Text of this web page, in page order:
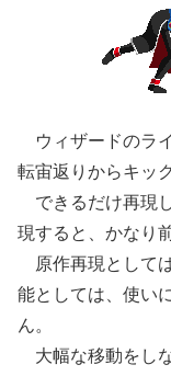
ウィザードのラ
転宙返りからキッ
できるだけ再現
現すると、かなり
原作再現として
能としては、使い
ん。
大幅な移動をし